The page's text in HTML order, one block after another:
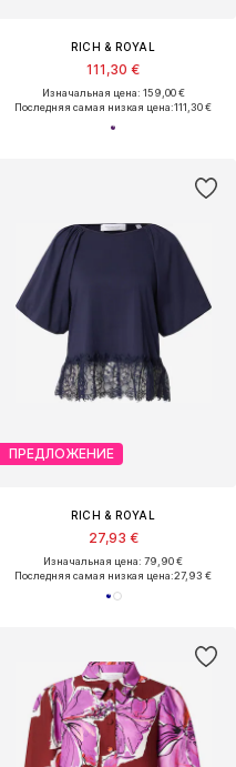
RICH & ROYAL
111,30 €
Изначальная цена: 159,00 €
Последняя самая низкая цена:111,30 €
ПРЕДЛОЖЕНИЕ
RICH & ROYAL
27,93 €
Изначальная цена: 79,90 €
Последняя самая низкая цена:27,93 €